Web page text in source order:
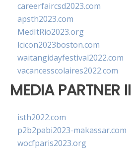
careerfaircsd2023.com
apsth2023.com
MedItRio2023.org
lcicon2023boston.com
waitangidayfestival2022.com
vacancesscolaires2022.com
MEDIA PARTNER II
isth2022.com
p2b2pabi2023-makassar.com
wocfparis2023.org